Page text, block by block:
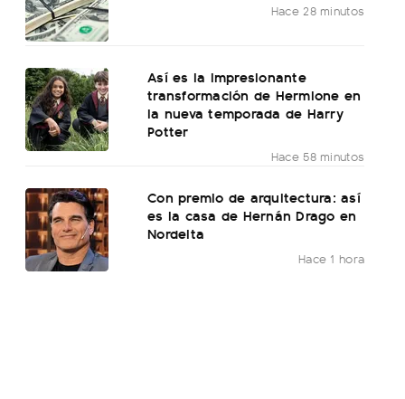
Hace 28 minutos
Así es la impresionante
transformación de Hermione en
la nueva temporada de Harry
Potter
Hace 58 minutos
Con premio de arquitectura: así
es la casa de Hernán Drago en
Nordelta
Hace 1 hora